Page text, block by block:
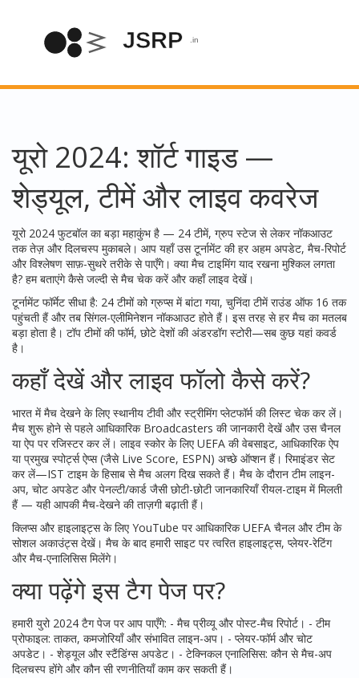
यूरो 2024: शॉर्ट गाइड —
शेड्यूल, टीमें और लाइव कवरेज
यूरो 2024 फुटबॉल का बड़ा महाकुंभ है — 24 टीमें, ग्रुप स्टेज से लेकर नॉकआउट
तक तेज़ और दिलचस्प मुकाबले। आप यहाँ उस टूर्नामेंट की हर अहम अपडेट, मैच-रिपोर्ट
और विश्लेषण साफ़-सुथरे तरीके से पाएँगे। क्या मैच टाइमिंग याद रखना मुश्किल लगता
है? हम बताएंगे कैसे जल्दी से मैच चेक करें और कहाँ लाइव देखें।
टूर्नामेंट फॉर्मेट सीधा है: 24 टीमों को ग्रुप्स में बांटा गया, चुनिंदा टीमें राउंड ऑफ 16 तक
पहुंचती हैं और तब सिंगल-एलीमिनेशन नॉकआउट होते हैं। इस तरह से हर मैच का मतलब
बड़ा होता है। टॉप टीमों की फॉर्म, छोटे देशों की अंडरडॉग स्टोरी—सब कुछ यहां कवर्ड
है।
कहाँ देखें और लाइव फॉलो कैसे करें?
भारत में मैच देखने के लिए स्थानीय टीवी और स्ट्रीमिंग प्लेटफॉर्म की लिस्ट चेक कर लें।
मैच शुरू होने से पहले आधिकारिक Broadcasters की जानकारी देखें और उस चैनल
या ऐप पर रजिस्टर कर लें। लाइव स्कोर के लिए UEFA की वेबसाइट, आधिकारिक ऐप
या प्रमुख स्पोर्ट्स ऐप्स (जैसे Live Score, ESPN) अच्छे ऑप्शन हैं। रिमाइंडर सेट
कर लें—IST टाइम के हिसाब से मैच अलग दिख सकते हैं। मैच के दौरान टीम लाइन-
अप, चोट अपडेट और पेनल्टी/कार्ड जैसी छोटी-छोटी जानकारियाँ रीयल-टाइम में मिलती
हैं — यही आपकी मैच-देखने की ताज़गी बढ़ाती हैं।
क्लिप्स और हाइलाइट्स के लिए YouTube पर आधिकारिक UEFA चैनल और टीम के
सोशल अकाउंट्स देखें। मैच के बाद हमारी साइट पर त्वरित हाइलाइट्स, प्लेयर-रेटिंग
और मैच-एनालिसिस मिलेंगे।
क्या पढ़ेंगे इस टैग पेज पर?
हमारी युरो 2024 टैग पेज पर आप पाएँगे: - मैच प्रीव्यू और पोस्ट-मैच रिपोर्ट। - टीम
प्रोफाइल: ताकत, कमजोरियाँ और संभावित लाइन-अप। - प्लेयर-फॉर्म और चोट
अपडेट। - शेड्यूल और स्टैंडिंग्स अपडेट। - टेक्निकल एनालिसिस: कौन से मैच-अप
दिलचस्प होंगे और कौन सी रणनीतियाँ काम कर सकती हैं।